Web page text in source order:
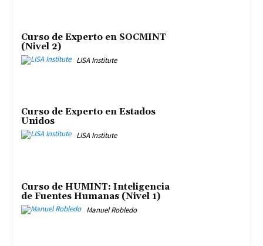
Curso de Experto en SOCMINT
(Nivel 2)
LISA Institute
Curso de Experto en Estados
Unidos
LISA Institute
Curso de HUMINT: Inteligencia
de Fuentes Humanas (Nivel 1)
Manuel Robledo